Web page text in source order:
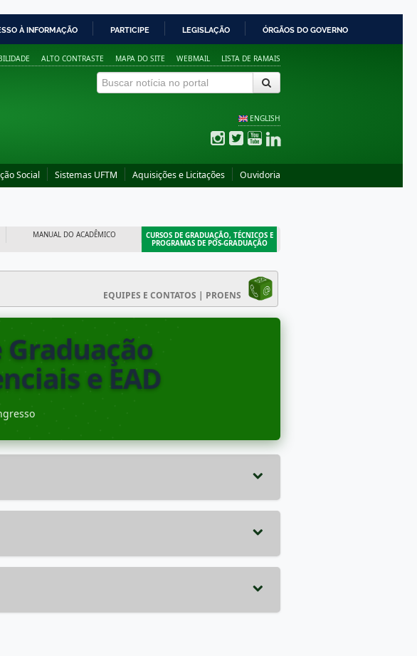
À INFORMAÇÃO PARTICIPE LEGISLAÇÃO ÓRGÃOS DO GOVERNO
ALTO CONTRASTE MAPA DO SITE WEBMAIL LISTA DE RAMAIS
ENGLISH
Social Sistemas UFTM Aquisições e Licitações Ouvidoria
MANUAL DO ACADÊMICO
CURSOS DE GRADUAÇÃO, TÉCNICOS E
PROGRAMAS DE PÓS-GRADUAÇÃO
EQUIPES E CONTATOS | PROENS
Graduação
e EAD